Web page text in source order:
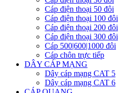
Cáp điện thoại 50 đôi
Cáp điện thoại 100 đôi
Cáp điện thoại 200 đôi
Cáp điện thoại 300 đôi
Cáp 500|600|1000 đôi
Cáp chôn trực tiếp
DÂY CÁP MẠNG
Dây cáp mạng CAT 5
Dây cáp mạng CAT 6